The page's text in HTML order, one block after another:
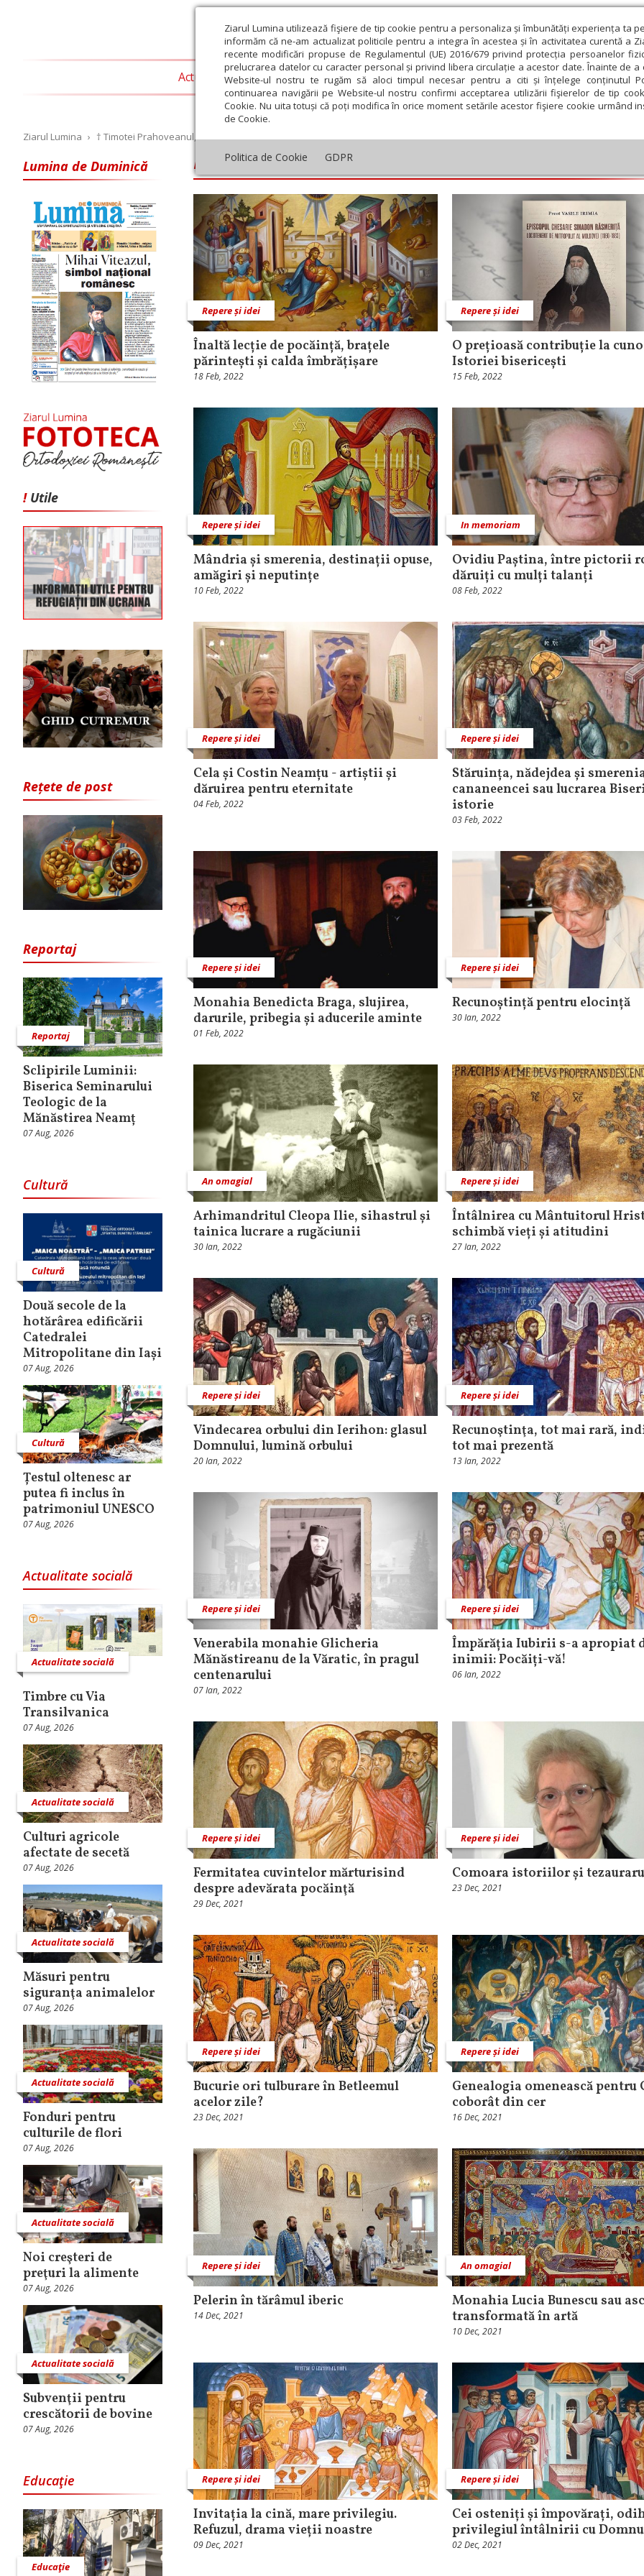
Ziarul Lumina utilizează fişiere de tip cookie pentru a personaliza și îmbunătăți experiența ta
informăm că ne-am actualizat politicile pentru a integra în acestea și în activitatea curentă a
recente modificări propuse de Regulamentul (UE) 2016/679 privind protecția persoanelor
prelucrarea datelor cu caracter personal și privind libera circulație a acestor date. Înainte de
Website-ul nostru te rugăm să aloci timpul necesar pentru a citi și înțelege conținutul
continuarea navigării pe Website-ul nostru confirmi acceptarea utilizării fişierelor de tip
Cookie. Nu uita totuși că poți modifica în orice moment setările acestor fişiere cookie urmând
de Cookie.
Politica de Cookie GDPR
Actualitate religioasă Teologie și spiritualitate Educaţie și Cultură Societate
Ziarul Lumina › † Timotei Prahoveanul, Episcop-vicar Al Arhiepiscopiei Bucureştilor
Lumina de Duminică
! Utile
Rețete de post
Reportaj
Reportaj
Sclipirile Luminii:
Biserica Seminarului
Teologic de la
Mănăstirea Neamț
07 Aug, 2026
Cultură
Cultură
Două secole de la
hotărârea edificării
Catedralei
Mitropolitane din Iași
07 Aug, 2026
Cultură
Țestul oltenesc ar
putea fi inclus în
patrimoniul UNESCO
07 Aug, 2026
Actualitate socială
Actualitate socială
Timbre cu Via
Transilvanica
07 Aug, 2026
Actualitate socială
Culturi agricole
afectate de secetă
07 Aug, 2026
Actualitate socială
Măsuri pentru
siguranţa animalelor
07 Aug, 2026
Actualitate socială
Fonduri pentru
culturile de flori
07 Aug, 2026
Actualitate socială
Noi creşteri de
preţuri la alimente
07 Aug, 2026
Actualitate socială
Subvenţii pentru
crescătorii de bovine
07 Aug, 2026
Educaţie
Educaţie
PS Timotei Prahoveanul
Repere și idei
Înaltă lecție de pocăință, brațele
părintești și calda îmbrățișare
18 Feb, 2022
Repere și idei
O prețioasă contribuție la
Istoriei bisericești
15 Feb, 2022
Repere și idei
Mândria și smerenia, destinații opuse,
amăgiri și neputințe
10 Feb, 2022
In memoriam
Ovidiu Paștina, între pictorii
dăruiți cu mulți talanți
08 Feb, 2022
Repere și idei
Cela și Costin Neamțu - artiștii și
dăruirea pentru eternitate
04 Feb, 2022
Repere și idei
Stăruința, nădejdea și
cananeencei sau lucrarea
istorie
03 Feb, 2022
Repere și idei
Monahia Benedicta Braga, slujirea,
darurile, pribegia și aducerile aminte
01 Feb, 2022
Repere și idei
Recunoștință pentru elocință
30 Ian, 2022
An omagial
Arhimandritul Cleopa Ilie, sihastrul și
tainica lucrare a rugăciunii
30 Ian, 2022
Repere și idei
Întâlnirea cu Mântuitorul
schimbă vieți și atitudini
27 Ian, 2022
Repere și idei
Vindecarea orbului din Ierihon: glasul
Domnului, lumină orbului
20 Ian, 2022
Repere și idei
Recunoştinţa, tot mai rară,
tot mai prezentă
13 Ian, 2022
Repere și idei
Venerabila monahie Glicheria
Mănăstireanu de la Văratic, în pragul
centenarului
07 Ian, 2022
Repere și idei
Împărăția Iubirii s-a apropiat
inimii: Pocăiți-vă!
06 Ian, 2022
Repere și idei
Fermitatea cuvintelor mărturisind
despre adevărata pocăinţă
29 Dec, 2021
Repere și idei
Comoara istoriilor și
23 Dec, 2021
Repere și idei
Bucurie ori tulburare în Betleemul
acelor zile?
23 Dec, 2021
Repere și idei
Genealogia omenească pentru
coborât din cer
16 Dec, 2021
Repere și idei
Pelerin în tărâmul iberic
14 Dec, 2021
An omagial
Monahia Lucia Bunescu sau
transformată în artă
10 Dec, 2021
Repere și idei
Invitația la cină, mare privilegiu.
Refuzul, drama vieții noastre
09 Dec, 2021
Repere și idei
Cei osteniți și împovărați,
privilegiul întâlnirii cu
02 Dec, 2021
August Septembrie Octombrie Noiembrie Decembrie Ianuarie Aprilie